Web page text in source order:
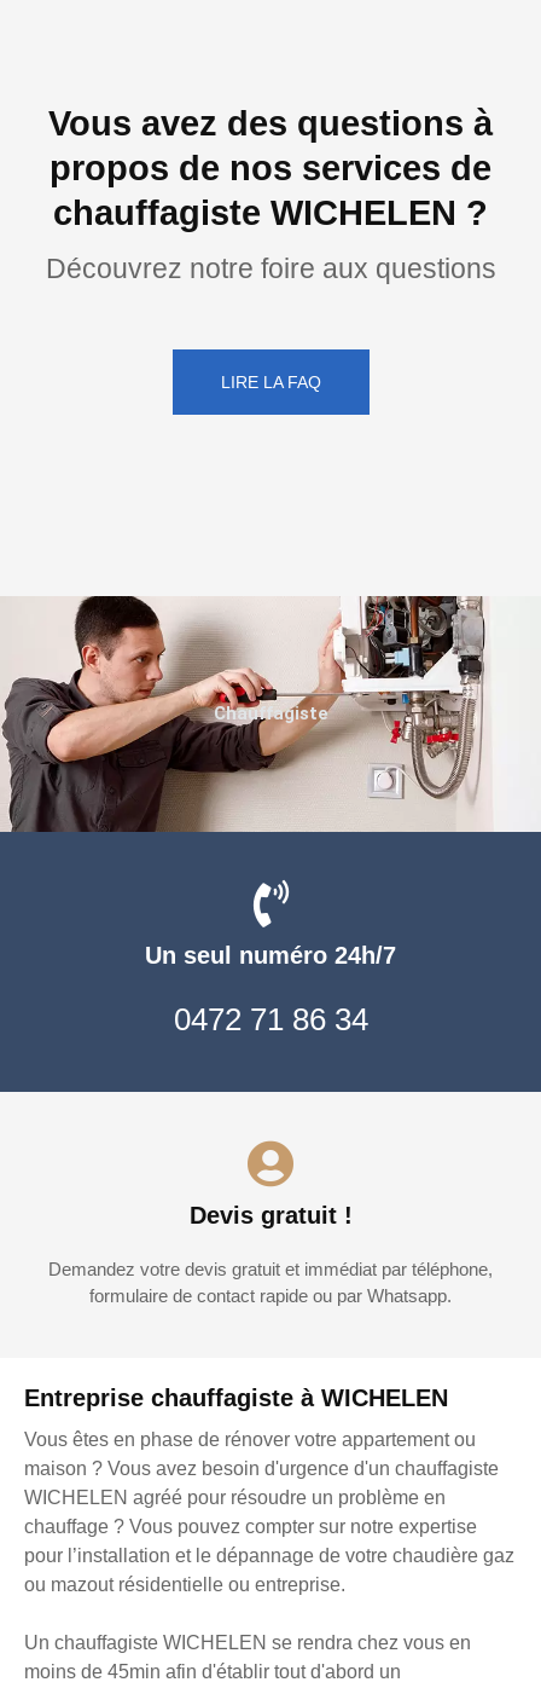
Vous avez des questions à
propos de nos services de
chauffagiste WICHELEN ?
Découvrez notre foire aux questions
LIRE LA FAQ
Entreprise chauffagiste à WICHELEN
Vous êtes en phase de rénover votre appartement ou
maison ? Vous avez besoin d'urgence d'un chauffagiste
WICHELEN agréé pour résoudre un problème en
chauffage ? Vous pouvez compter sur notre expertise
pour l’installation et le dépannage de votre chaudière gaz
ou mazout résidentielle ou entreprise.
Un chauffagiste WICHELEN se rendra chez vous en
moins de 45min afin d'établir tout d'abord un
Un seul numéro 24h/7
0472 71 86 34
Devis gratuit !
Demandez votre devis gratuit et immédiat par téléphone,
formulaire de contact rapide ou par Whatsapp.
Chauffagiste